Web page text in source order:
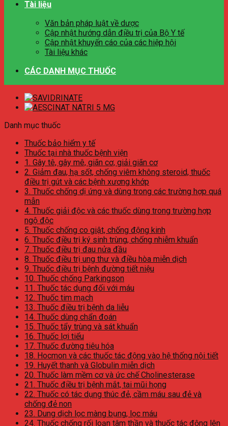
Tài liệu
Văn bản pháp luật về dược
Cập nhật hướng dẫn điều trị của Bộ Y tế
Cập nhật khuyến cáo của các hiệp hội
Tài liệu khác
CÁC DANH MỤC THUỐC
Danh mục thuốc
Thuốc bảo hiểm y tế
Thuốc tại nhà thuốc bệnh viện
1. Gây tê, gây mê, giãn cơ, giải giãn cơ
2. Giảm đau, hạ sốt, chống viêm không steroid, thuốc
điều trị gút và các bệnh xương khớp
3. Thuốc chống dị ứng và dùng trong các trường hợp quá
mẫn
4. Thuốc giải độc và các thuốc dùng trong trường hợp
ngộ độc
5. Thuốc chống co giật, chống động kinh
6. Thuốc điều trị ký sinh trùng, chống nhiễm khuẩn
7. Thuốc điều trị đau nửa đầu
8. Thuốc điều trị ung thư và điều hòa miễn dịch
9. Thuốc điều trị bệnh đường tiết niệu
10. Thuốc chống Parkingson
11. Thuốc tác dụng đối với máu
12. Thuốc tim mạch
13. Thuốc điều trị bệnh da liễu
14. Thuốc dùng chẩn đoán
15. Thuốc tẩy trùng và sát khuẩn
16. Thuốc lợi tiểu
17. Thuốc đường tiêu hóa
18. Hocmon và các thuốc tác động vào hệ thống nội tiết
19. Huyết thanh và Globulin miễn dịch
20. Thuốc làm mềm cơ và ức chế Cholinesterase
21. Thuốc điều trị bệnh mắt, tai mũi họng
22. Thuốc có tác dụng thúc đẻ, cầm máu sau đẻ và
chống đẻ non
23. Dung dịch lọc màng bụng, lọc máu
24. Thuốc chống rối loạn tâm thần và thuốc tác động lên